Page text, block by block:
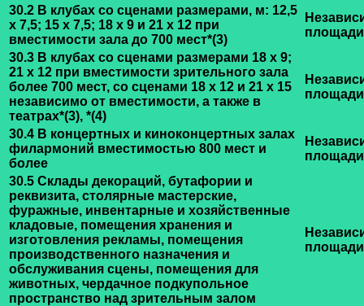
30.2 В клубах со сценами размерами, м: 12,5
х 7,5; 15 х 7,5; 18 х 9 и 21 х 12 при
вместимости зала до 700 мест*(3)
площади
30.3 В клубах со сценами размерами 18 х 9;
21 х 12 при вместимости зрительного зала
более 700 мест, со сценами 18 х 12 и 21 х 15
независимо от вместимости, а также в
театрах*(3), *(4)
площади
30.4 В концертных и киноконцертных залах
филармоний вместимостью 800 мест и
более
площади
30.5 Склады декораций, бутафории и
реквизита, столярные мастерские,
фуражные, инвентарные и хозяйственные
кладовые, помещения хранения и
изготовления рекламы, помещения
производственного назначения и
обслуживания сцены, помещения для
животных, чердачное подкупольное
пространство над зрительным залом
площади